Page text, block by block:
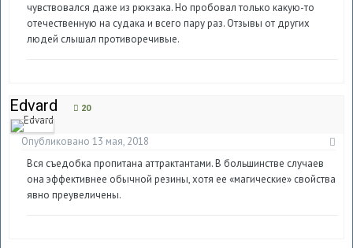
чувствовался даже из рюкзака. Но пробовал только какую-то
отечественную на судака и всего пару раз. Отзывы от других
людей слышал противоречивые.
Edvard 20
Опубликовано 13 мая, 2018
Вся съедобка пропитана аттрактантами. В большинстве случаев
она эффективнее обычной резины, хотя ее «магические» свойства
явно преувеличены.